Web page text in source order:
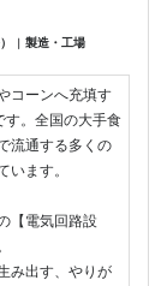
| 製造・工場
コーンへ充填す
す。全国の大手食
流通する多くの
ます。
【電気回路設
み出す、やりが